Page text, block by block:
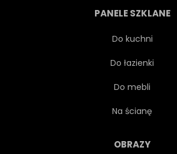
NIERUCHOMOŚĆ
MROŻONE
PANELE SZKLANE
Do kuchni
Do łazienki
Do mebli
Na ścianę
OBRAZY